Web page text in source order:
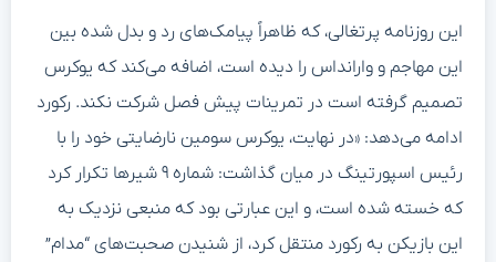
این روزنامه پرتغالی، که ظاهراً پیامک‌های رد و بدل شده بین
این مهاجم و وارانداس را دیده‌ است، اضافه می‌کند که یوکرس
تصمیم گرفته است در تمرینات پیش فصل شرکت نکند. رکورد
ادامه می‌دهد: «در نهایت، یوکرس سومین نارضایتی خود را با
رئیس اسپورتینگ در میان گذاشت: شماره ۹ شیرها تکرار کرد
که خسته شده است، و این عبارتی بود که منبعی نزدیک به
این بازیکن به رکورد منتقل کرد، از شنیدن صحبت‌های “مدام”